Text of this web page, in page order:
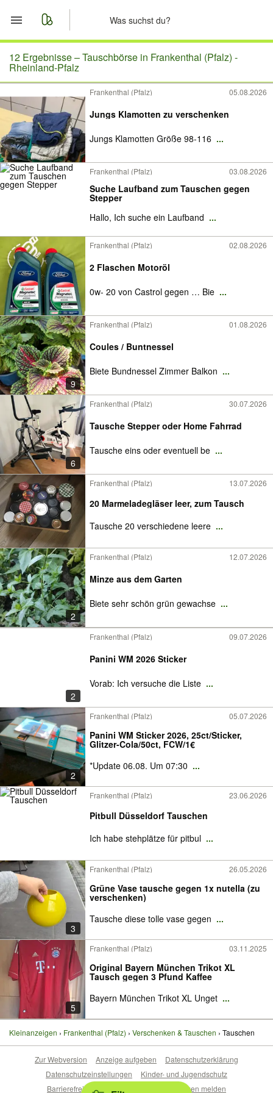
Start
Merkliste
Nachrichten
Anzeige aufgeben
12 Ergebnisse –Tauschbörse in Frankenthal (Pfalz) -
Rheinland-Pfalz
Frankenthal (Pfalz) 05.08.2026
Jungs Klamotten zu verschenken
Jungs Klamotten Größe 98-116 ...
Frankenthal (Pfalz) 03.08.2026
Suche Laufband zum Tauschen gegen
Stepper
Hallo, Ich suche ein Laufband ...
Frankenthal (Pfalz) 02.08.2026
2 Flaschen Motoröl
0w- 20 von Castrol gegen … Bie ...
9
Frankenthal (Pfalz) 01.08.2026
Coules / Buntnessel
Biete Bundnessel Zimmer Balkon ...
6
Frankenthal (Pfalz) 30.07.2026
Tausche Stepper oder Home Fahrrad
Tausche eins oder eventuell be ...
Frankenthal (Pfalz) 13.07.2026
20 Marmeladegläser leer, zum Tausch
Tausche 20 verschiedene leere ...
2
Frankenthal (Pfalz) 12.07.2026
Minze aus dem Garten
Biete sehr schön grün gewachse ...
2
Frankenthal (Pfalz) 09.07.2026
Panini WM 2026 Sticker
Vorab: Ich versuche die Liste ...
2
Frankenthal (Pfalz) 05.07.2026
Panini WM Sticker 2026, 25ct/Sticker,
Glitzer-Cola/50ct, FCW/1€
*Update 06.08. Um 07:30 ...
Frankenthal (Pfalz) 23.06.2026
Pitbull Düsseldorf Tauschen
Ich habe stehplätze für pitbul ...
3
Frankenthal (Pfalz) 26.05.2026
Grüne Vase tausche gegen 1x nutella (zu
verschenken)
Tausche diese tolle vase gegen ...
5
Frankenthal (Pfalz) 03.11.2025
Original Bayern München Trikot XL
Tausch gegen 3 Pfund Kaffee
Bayern München Trikot XL Unget ...
Kleinanzeigen Frankenthal (Pfalz) Verschenken & Tauschen Tauschen
Zur Webversion Anzeige aufgeben
Datenschutzerklärung
Datenschutzeinstellungen
Kinder- und Jugendschutz
Barrierefreiheitserklärung
Sicherheitslücken melden